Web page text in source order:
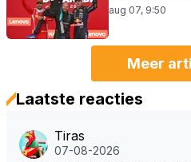
aug 07, 9:50
Meer
Laatste reacties
Tiras
07-08-2026